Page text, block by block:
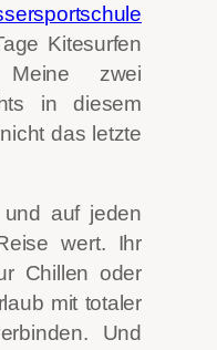
Kitesurfen
Meine zwei
in diesem
das letzte
auf jeden
wert. Ihr
Chillen oder
mit totaler
Und